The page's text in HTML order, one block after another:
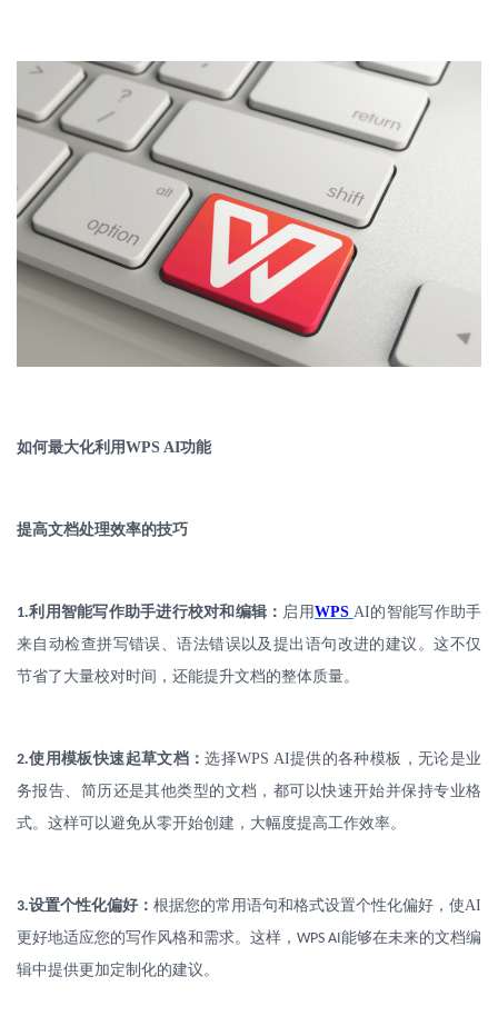
如何最大化利用WPS AI功能
提高文档处理效率的技巧
1.利用智能写作助手进行校对和编辑： 启用WPS AI的智能写作助手
来自动检查拼写错误、语法错误以及提出语句改进的建议。这不仅
节省了大量校对时间，还能提升文档的整体质量。
2.使用模板快速起草文档：选择WPS AI提供的各种模板，无论是业
务报告、简历还是其他类型的文档，都可以快速开始并保持专业格
式。这样可以避免从零开始创建，大幅度提高工作效率。
3.设置个性化偏好： 根据您的常用语句和格式设置个性化偏好，使AI
更好地适应您的写作风格和需求。这样， WPS AI能够在未来的文档编
辑中提供更加定制化的建议。